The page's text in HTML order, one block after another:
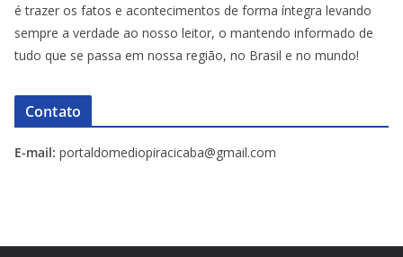
é trazer os fatos e acontecimentos de forma íntegra levando
sempre a verdade ao nosso leitor, o mantendo informado de
tudo que se passa em nossa região, no Brasil e no mundo!
Contato
E-mail: portaldomediopiracicaba@gmail.com